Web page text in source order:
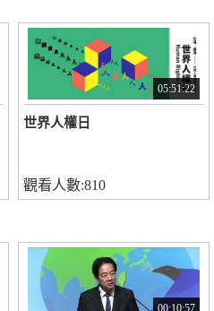
05:51:22
世界人權日
觀看人數:810
00:10:57